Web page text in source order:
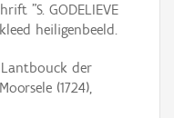
"S. GODELIEVE
heiligenbeeld.
Lantbouck der
(1724),